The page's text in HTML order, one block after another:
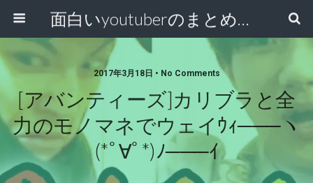
面白いyoutuberのまとめ動画
2017年3月18日 • No Comments
[アバンティーズ]カリブラと全
力のモノマネでウェイｳｨ───ヽ
(*ﾟ∀ﾟ*)ﾉ───ｲ